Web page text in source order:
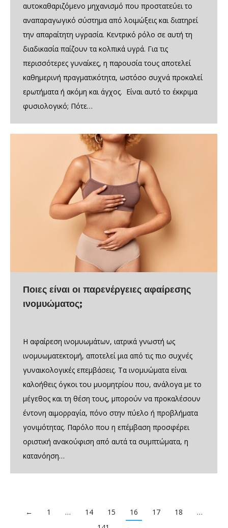
αυτοκαθαριζόμενο μηχανισμό που προστατεύει το
αναπαραγωγικό σύστημα από λοιμώξεις και διατηρεί
την απαραίτητη υγρασία. Κεντρικό ρόλο σε αυτή τη
διαδικασία παίζουν τα κολπικά υγρά. Για τις
περισσότερες γυναίκες, η παρουσία τους αποτελεί
καθημερινή πραγματικότητα, ωστόσο συχνά προκαλεί
ερωτήματα ή ακόμη και άγχος. Είναι αυτό το έκκριμα
φυσιολογικό; Πότε…
Ποιες είναι οι παρενέργειες αφαίρεσης
ινομυώματος;
Η αφαίρεση ινομυωμάτων, ιατρικά γνωστή ως
ινομυωματεκτομή, αποτελεί μια από τις πιο συχνές
γυναικολογικές επεμβάσεις. Τα ινομυώματα είναι
καλοήθεις όγκοι του μυομητρίου που, ανάλογα με το
μέγεθος και τη θέση τους, μπορούν να προκαλέσουν
έντονη αιμορραγία, πόνο στην πύελο ή προβλήματα
γονιμότητας. Παρόλο που η επέμβαση προσφέρει
οριστική ανακούφιση από αυτά τα συμπτώματα, η
κατανόηση…
← 1 … 14 15 16 17 18
…